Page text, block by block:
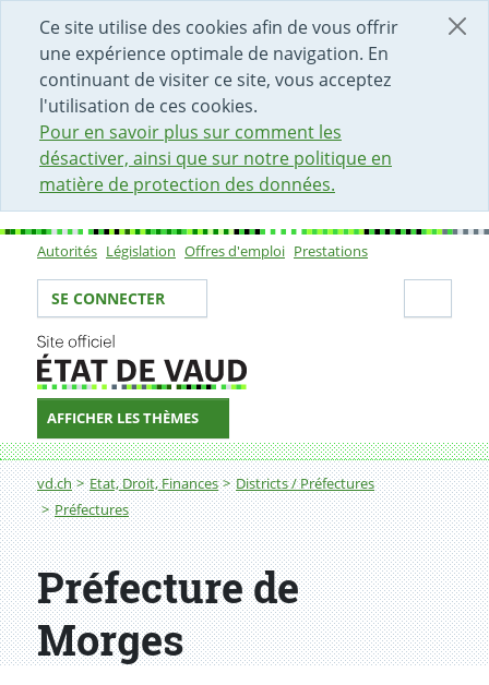
Ce site utilise des cookies afin de vous offrir
une expérience optimale de navigation. En
continuant de visiter ce site, vous acceptez
l'utilisation de ces cookies.
Pour en savoir plus sur comment les
désactiver, ainsi que sur notre politique en
matière de protection des données.
DÉBUT DU CONTENU DE LA PAGE
ACCÈS AU CHAMP DE RECHERCHE
PAGE D'ACCUEIL
FORMULAIRE DE CONTACT
Sous-navigation
Autorités Législation Offres d'emploi Prestations
Votre identité
SE CONNECTER
AFFICHER LES THÈMES
Fil d'Ariane
vd.ch Etat, Droit, Finances
Districts / Préfectures
Préfectures
Morges
Préfecture de
Morges